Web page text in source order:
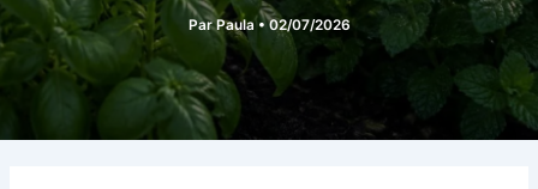
ParPaula •02/07/2026